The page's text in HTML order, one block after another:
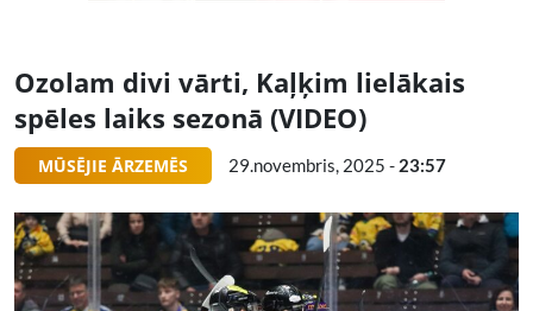
Ozolam divi vārti, Kaļķim lielākais
spēles laiks sezonā (VIDEO)
MŪSĒJIE ĀRZEMĒS 29.novembris, 2025 - 23:57